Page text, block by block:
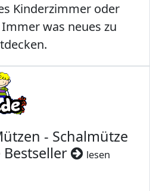
Kinderzimmer oder
was neues zu
- Schalmütze
lesen